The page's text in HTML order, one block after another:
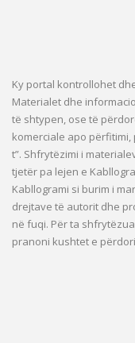
Ky portal kontrollohet
Materialet dhe
të shtypen, ose të
komerciale apo përfitimi,
t”. Shfrytëzimi i
tjetër pa lejen e
Kabllogrami si burim i
drejtave të autorit dhe
në fuqi. Për ta
pranoni kushtet e